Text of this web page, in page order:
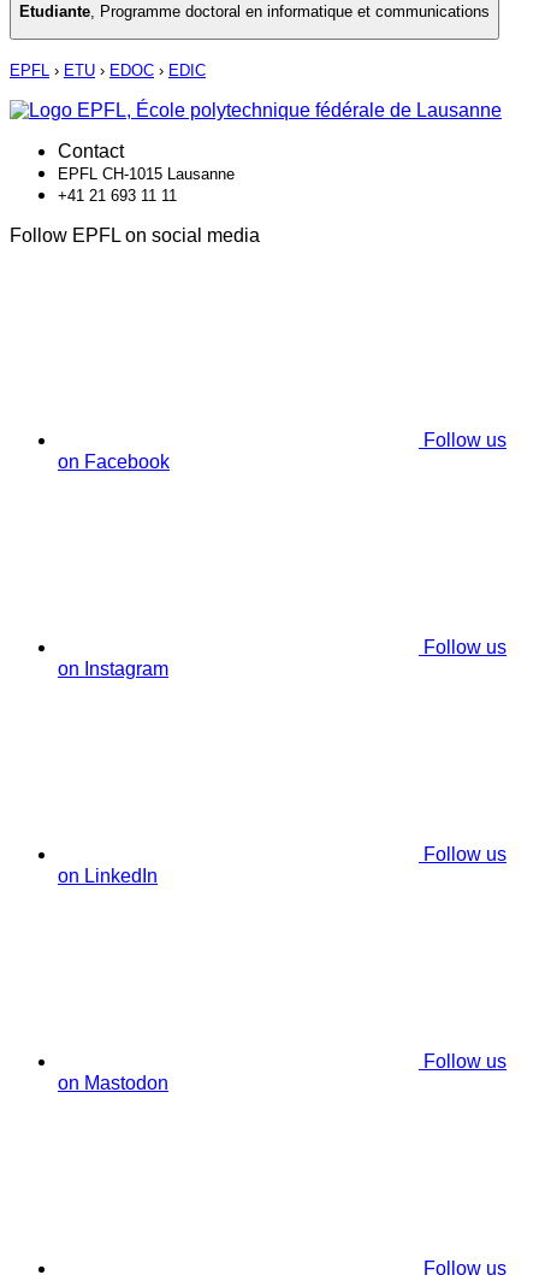
Etudiante Programme doctoral en informatique et communications
EPFL › ETU › EDOC › EDIC
Contact
EPFL CH-1015 Lausanne
+41 21 693 11 11
Follow EPFL on social media
Follow us
on Facebook
Follow us
on Instagram
Follow us
on LinkedIn
Follow us
on Mastodon
Follow us